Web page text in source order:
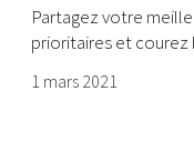
Partagez votre
prioritaires et courez
1 mars 2021